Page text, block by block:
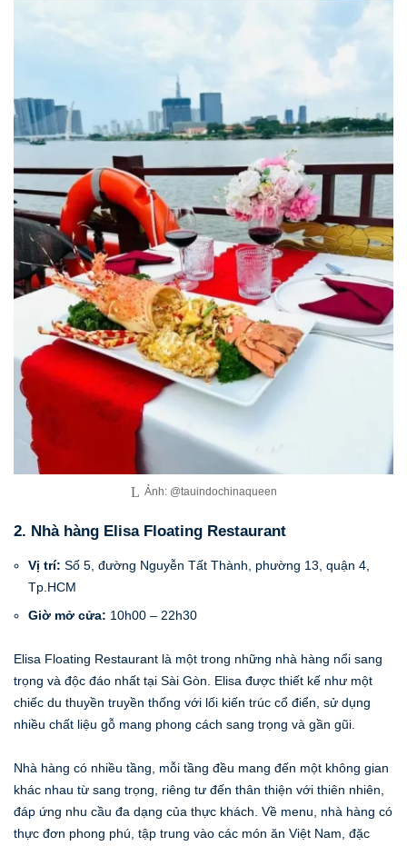
Ảnh: @tauindochinaqueen
2. Nhà hàng Elisa Floating Restaurant
Vị trí: Số 5, đường Nguyễn Tất Thành, phường 13, quận 4,
Tp.HCM
Giờ mở cửa: 10h00 – 22h30
Elisa Floating Restaurant là một trong những nhà hàng nổi sang
trọng và độc đáo nhất tại Sài Gòn. Elisa được thiết kế như một
chiếc du thuyền truyền thống với lối kiến trúc cổ điển, sử dụng
nhiều chất liệu gỗ mang phong cách sang trọng và gần gũi.
Nhà hàng có nhiều tầng, mỗi tầng đều mang đến một không gian
khác nhau từ sang trọng, riêng tư đến thân thiện với thiên nhiên,
đáp ứng nhu cầu đa dạng của thực khách. Về menu, nhà hàng có
thực đơn phong phú, tập trung vào các món ăn Việt Nam, đặc